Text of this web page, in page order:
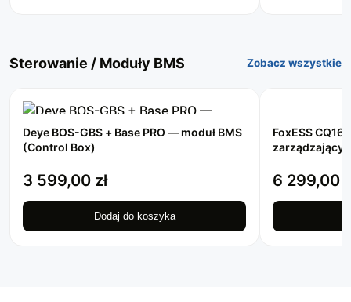
Sterowanie / Moduły BMS Zobacz wszystkie
Deye BOS-GBS + Base PRO — moduł BMS
(Control Box)
3 599,00 zł
Dodaj do koszyka
FoxESS
zarządzający
6 299,00